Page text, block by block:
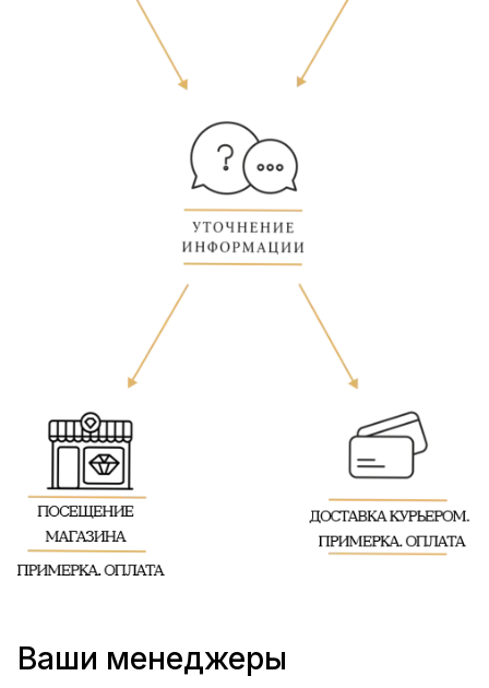
Ваши менеджеры